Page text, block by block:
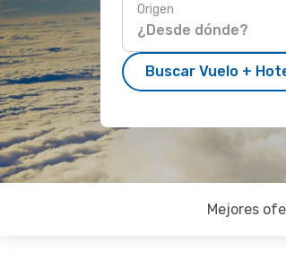
Origen
Buscar Vuelo +
Mejores